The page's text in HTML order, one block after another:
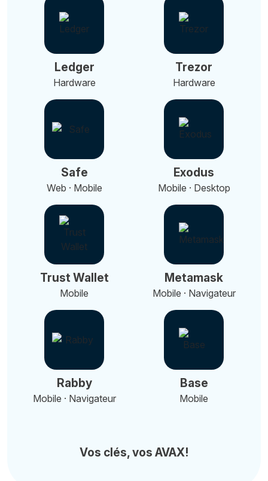
Ledger
Hardware
Trezor
Hardware
Safe
Web · Mobile
Exodus
Mobile · Desktop
Trust Wallet
Mobile
Metamask
Mobile · Navigateur
Rabby
Mobile · Navigateur
Base
Mobile
Vos clés, vos AVAX!